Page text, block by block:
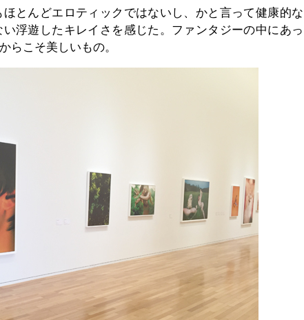
とんどエロティックではないし、かと言って健康的な
浮遊したキレイさを感じた。ファンタジーの中にあっ
らこそ美しいもの。